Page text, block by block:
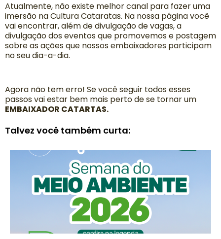
Atualmente, não existe melhor canal para fazer uma
imersão na Cultura Cataratas. Na nossa página você
vai encontrar, além de divulgação de vagas, a
divulgação dos eventos que promovemos e postagem
sobre as ações que nossos embaixadores participam
no seu dia-a-dia.
Agora não tem erro! Se você seguir todos esses
passos vai estar bem mais perto de se tornar um
EMBAIXADOR CATARTAS.
Talvez você também curta: